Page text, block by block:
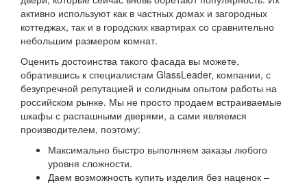
активно используют как в частных домах и загородных
коттеджах, так и в городских квартирах со сравнительно
небольшим размером комнат.
Оценить достоинства такого фасада вы можете,
обратившись к специалистам GlassLeader, компании, с
безупречной репутацией и солидным опытом работы на
российском рынке. Мы не просто продаем встраиваемые
шкафы с распашными дверями, а сами являемся
производителем, поэтому:
Максимально быстро выполняем заказы любого
уровня сложности.
Даем возможность купить изделия без наценок –